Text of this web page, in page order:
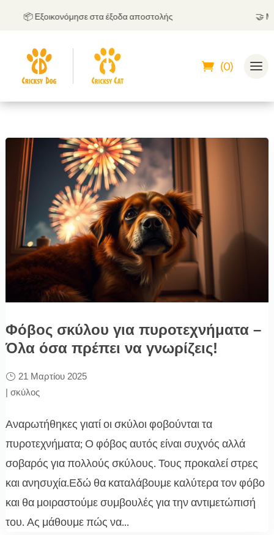
📦 Εξοικονόμησε στα έξοδα αποστολής
(0)
Φόβος σκύλου για πυροτεχνήματα –
Όλα όσα πρέπει να γνωρίζεις!
21 Μαρτίου 2025
| σκύλος
Αναρωτήθηκες γιατί οι σκύλοι φοβούνται τα
πυροτεχνήματα; Ο φόβος αυτός είναι συχνός αλλά
σοβαρός για πολλούς σκύλους. Τους προκαλεί στρες
και ανησυχία.Εδώ θα καταλάβουμε καλύτερα τον φόβο
και θα μοιραστούμε συμβουλές για την αντιμετώπισή
του. Ας μάθουμε πώς να...